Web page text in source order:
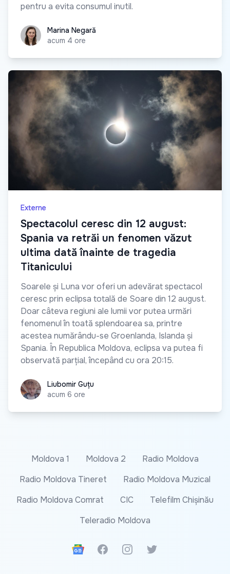
pentru a evita consumul inutil.
Marina Negară
Marina Negară
acum 4 ore
Externe
Spectacolul ceresc din 12 august:
Spania va retrăi un fenomen văzut
ultima dată înainte de tragedia
Titanicului
Soarele și Luna vor oferi un adevărat spectacol
ceresc prin eclipsa totală de Soare din 12 august.
Doar câteva regiuni ale lumii vor putea urmări
fenomenul în toată splendoarea sa, printre
acestea numărându-se Groenlanda, Islanda și
Spania. În Republica Moldova, eclipsa va putea fi
observată parțial, începând cu ora 20:15.
Liubomir Guțu
Liubomir Guțu
acum 6 ore
Moldova 1 Moldova 2
Radio Moldova
Radio Moldova Tineret
Radio Moldova Muzical
Radio Moldova Comrat
CIC
Telefilm Chișinău
Teleradio Moldova
Google News
FacebookInstagramTwitter